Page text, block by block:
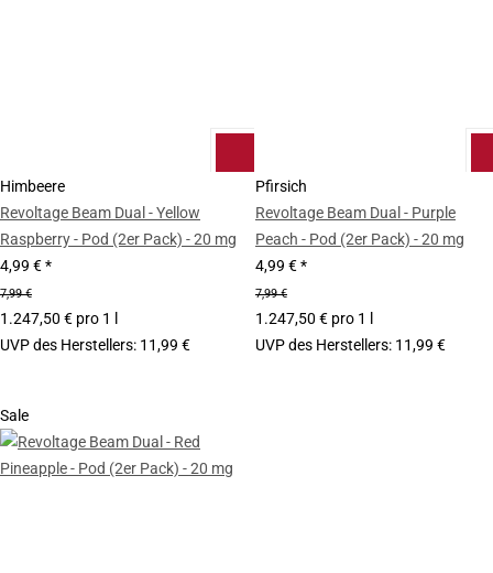
Himbeere
Revoltage Beam Dual - Yellow
Raspberry - Pod (2er Pack) - 20 mg
4,99 €*
7,99 €
1.247,50 € pro 1 l
UVP des Herstellers: 11,99 €
Pfirsich
Revoltage Beam Dual - Purple
Peach - Pod (2er Pack) - 20 mg
4,99 €*
7,99 €
1.247,50 € pro 1 l
UVP des Herstellers: 11,99 €
Sale